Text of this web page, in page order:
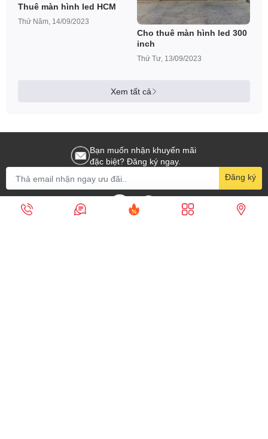
Thuê màn hình led HCM
Thứ Năm, 14/09/2023
Cho thuê màn hình led 300
inch
Thứ Tư, 13/09/2023
Xem tất cả
Bạn muốn nhận khuyến mãi
đặc biệt? Đăng ký ngay.
Đăng ký